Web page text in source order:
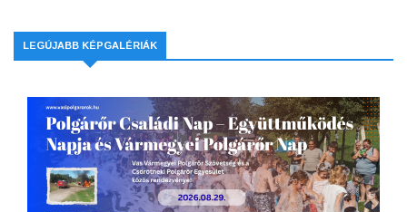
LEGÚJABB KÉPGALÉRIÁK